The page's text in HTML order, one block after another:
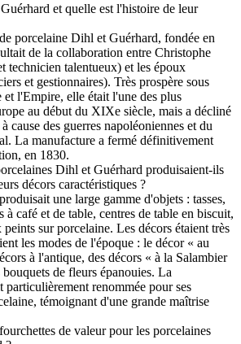
et quelle est l'histoire de leur
porcelaine Dihl et Guérhard, fondée en
de la collaboration entre Christophe
technicien talentueux) et les époux
et gestionnaires). Très prospère sous
l'Empire, elle était l'une des plus
au début du XIXe siècle, mais a décliné
cause des guerres napoléoniennes et du
La manufacture a fermé définitivement
en 1830.
Dihl et Guérhard produisaient-ils
décors caractéristiques ?
une large gamme d'objets : tasses,
à café et de table, centres de table en biscuit,
peints sur porcelaine. Les décors étaient très
les modes de l'époque : le décor « au
à l'antique, des décors « à la Salambier
de fleurs épanouies. La
particulièrement renommée pour ses
témoignant d'une grande maîtrise
de valeur pour les porcelaines